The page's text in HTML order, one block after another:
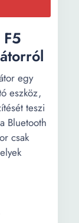
egy
eszköz,
teszi
Bluetooth
csak